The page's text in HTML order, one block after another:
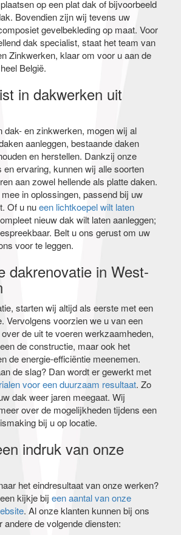
op een plat dak of bijvoorbeeld
Bovendien zijn wij tevens uw
gevelbekleding op maat. Voor
dak specialist, staat het team van
Zinkwerken, klaar om voor u aan de
België.
in dakwerken uit
dak- en zinkwerken, mogen wij al
aanleggen, bestaande daken
en herstellen. Dankzij onze
en ervaring, kunnen wij alle soorten
aan zowel hellende als platte daken.
in oplossingen, passend bij uw
Of u nueen lichtkoepel wilt laten
nieuw dak wilt laten aanleggen;
Belt u ons gerust om uw
voor te leggen.
dakrenovatie in West-
starten wij altijd als eerste met een
Vervolgens voorzien we u van een
de uit te voeren werkzaamheden,
de constructie, maar ook het
de energie-efficiëntie meenemen.
de slag? Dan wordt er gewerkt met
voor een duurzaam resultaat. Zo
dak weer jaren meegaat. Wij
over de mogelijkheden tijdens een
bij u op locatie.
indruk van onze
het eindresultaat van onze werken?
kijkje bij een aantal van onze
. Al onze klanten kunnen bij ons
andere de volgende diensten: